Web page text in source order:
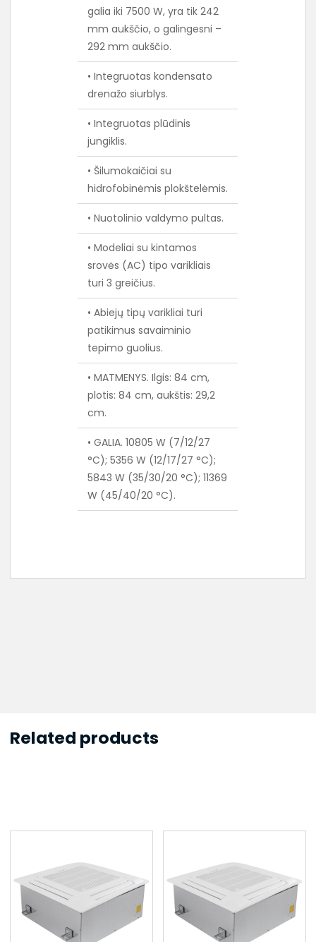
galia iki 7500 W, yra tik 242
mm aukščio, o galingesni –
292 mm aukščio.
• Integruotas kondensato
drenažo siurblys.
• Integruotas plūdinis
jungiklis.
• Šilumokaičiai su
hidrofobinėmis plokštelėmis.
• Nuotolinio valdymo pultas.
• Modeliai su kintamos
srovės (AC) tipo varikliais
turi 3 greičius.
• Abiejų tipų varikliai turi
patikimus savaiminio
tepimo guolius.
• MATMENYS. Ilgis: 84 cm,
plotis: 84 cm, aukštis: 29,2
cm.
• GALIA. 10805 W (7/12/27
°C); 5356 W (12/17/27 °C);
5843 W (35/30/20 °C); 11369
W (45/40/20 °C).
Related products